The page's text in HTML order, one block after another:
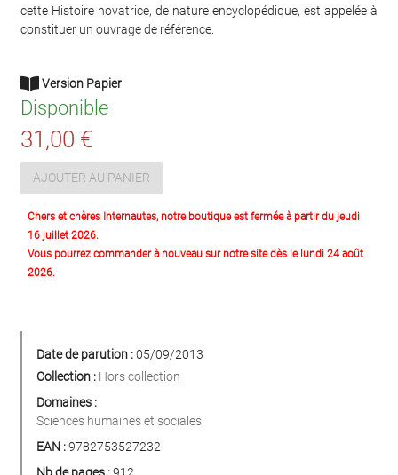
cette Histoire novatrice, de nature encyclopédique, est appelée à
constituer un ouvrage de référence.
Version Papier
Disponible
31,00 €
AJOUTER AU PANIER
Chers et chères Internautes, notre boutique est fermée à partir du jeudi
16 juillet 2026.
Vous pourrez commander à nouveau sur notre site dès le lundi 24 août
2026.
Date de parution :05/09/2013
Collection : Hors collection
Domaines :
Sciences humaines et sociales.
EAN :9782753527232
Nb de pages :912